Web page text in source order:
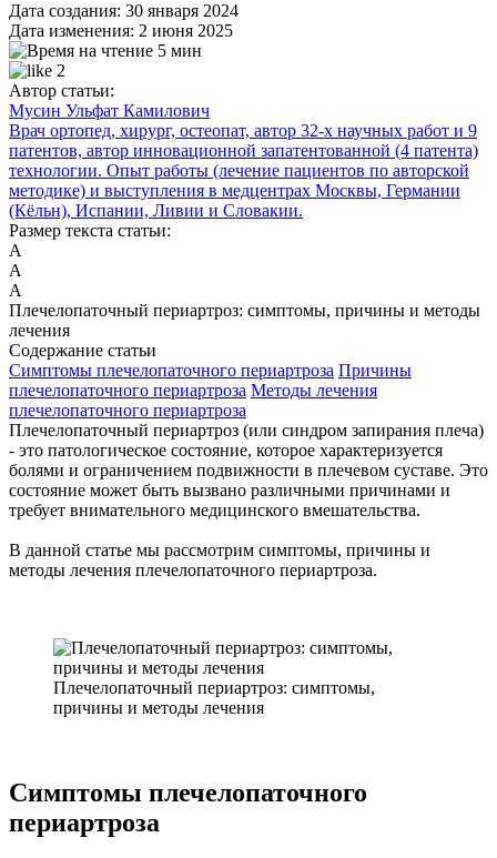
Дата создания: 30 января 2024
Дата изменения: 2 июня 2025
5 мин
2
Автор статьи:
Мусин Ульфат Камилович
Врач ортопед, хирург, остеопат, автор 32-х научных работ и 9
патентов, автор инновационной запатентованной (4 патента)
технологии. Опыт работы (лечение пациентов по авторской
методике) и выступления в медцентрах Москвы, Германии
(Кёльн), Испании, Ливии и Словакии.
Размер текста статьи:
А
А
А
Плечелопаточный периартроз: симптомы, причины и методы
лечения
Содержание статьи
Симптомы плечелопаточного периартроза Причины
плечелопаточного периартроза Методы лечения
плечелопаточного периартроза
Плечелопаточный периартроз (или синдром запирания плеча)
- это патологическое состояние, которое характеризуется
болями и ограничением подвижности в плечевом суставе. Это
состояние может быть вызвано различными причинами и
требует внимательного медицинского вмешательства.
В данной статье мы рассмотрим симптомы, причины и
методы лечения плечелопаточного периартроза.
Плечелопаточный периартроз: симптомы,
причины и методы лечения
Симптомы плечелопаточного
периартроза